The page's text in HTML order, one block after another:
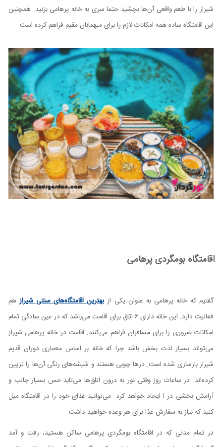
شیراز را با طعم واقعی آن‌ها بچشید حتما سری به خانه پرهامی بزنید. همچنین
این اقامتگاه ساده همه امکانات لازم را برای میهمانان مقیم فراهم کرده است.
اقامتگاه بومگردی پرهامی
گفتیم که خانه پرهامی به عنوان یکی ازبهترین اقامتگاه‌های سنتی شیرازهم
فعالیت دارد. این خانه دارای ۶ اتاق برای اقامت می‌باشد که در عین سادگی تمام
امکانات ضروری را برای مسافران فراهم می‌کنند. اقامت در خانه پرهامی شیراز
می‌تواند بسیار لذت بخش باشد چرا که خانه بر اساس معماری دوران قدیم
شیراز بازسازی شده است. درها چوبی هستند و شیشه‌های رنگی آن‌ها را تزیین
کرده‌اند. در ساعات روز وقتی نور به درون اتاق‌ها می‌تابد حس بسیار جالب و
آرامش بخشی در ا ایجاد خواهد کرد. می‌توانید غذای خود را در اقامتگاه میل
کنید که نیاز به سفارش غذا برای هر وعده خواهید داشت.
در تمام مدتی که در اقامتگاه بومگردی پرهامی ساکن هستید، رفت و آمد